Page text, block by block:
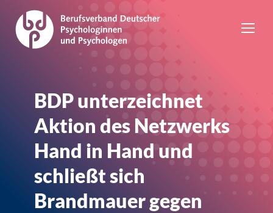
BDP unterzeichnet
Aktion des Netzwerks
Hand in Hand und
schließt sich
Brandmauer gegen